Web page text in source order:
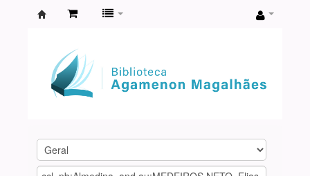
Agamenon
Magalhães